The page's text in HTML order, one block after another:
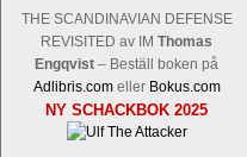
THE SCANDINAVIAN DEFENSE
REVISITED av IM Thomas
Engqvist – Beställ boken på
Adlibris.comeller Bokus.com
NY SCHACKBOK 2025